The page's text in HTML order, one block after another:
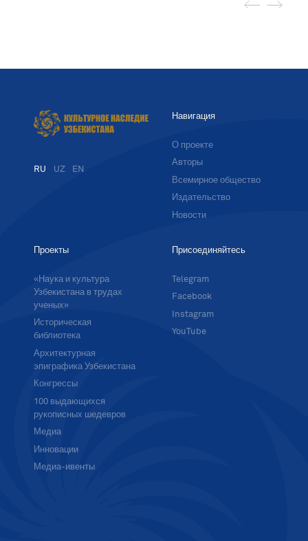
RU UZ EN
Навигация
О проекте
Авторы
Всемирное общество
Издательство
Новости
Проекты
«Наука и культура
Узбекистана в трудах
ученых»
Историческая
библиотека
Архитектурная
эпиграфика Узбекистана
Конгрессы
100 выдающихся
рукописных шедевров
Медиа
Инновации
Медиа-ивенты
Присоединяйтесь
Telegram
Facebook
Instagram
YouTube